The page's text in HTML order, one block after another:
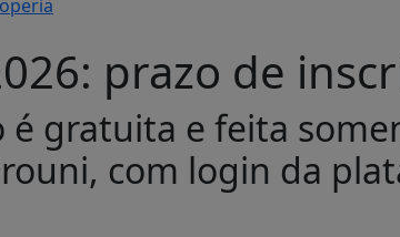
prazo de
é gratuita e feita
com login da